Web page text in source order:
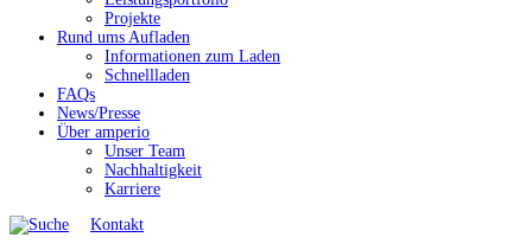
Projekte
Rund ums Aufladen
Informationen zum Laden
Schnellladen
FAQs
News/Presse
Über amperio
Unser Team
Nachhaltigkeit
Karriere
Kontakt